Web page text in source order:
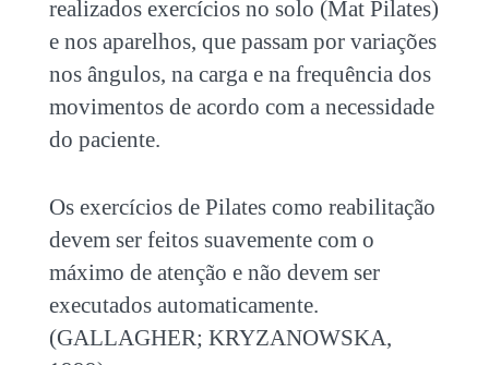
realizados exercícios no solo (Mat Pilates)
e nos aparelhos, que passam por variações
nos ângulos, na carga e na frequência dos
movimentos de acordo com a necessidade
do paciente.
Os exercícios de Pilates como reabilitação
devem ser feitos suavemente com o
máximo de atenção e não devem ser
executados automaticamente.
(GALLAGHER; KRYZANOWSKA,